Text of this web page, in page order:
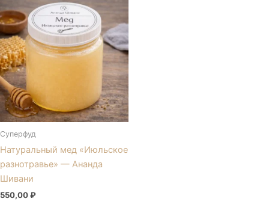
Суперфуд
Натуральный мед «Июльское
разнотравье» — Ананда
Шивани
550,00₽